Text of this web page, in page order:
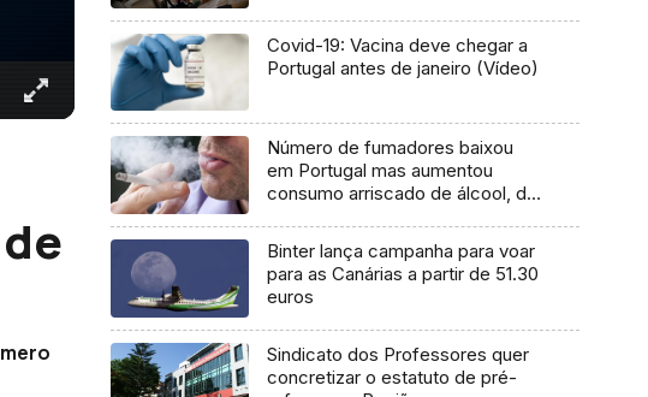
Covid-19: Vacina deve chegar a
Portugal antes de janeiro (Vídeo)
Número de fumadores baixou
em Portugal mas aumentou
consumo arriscado de álcool, diz
Binter lança campanha para voar
para as Canárias a partir de 51.30
euros
Sindicato dos Professores quer
concretizar o estatuto de pré-